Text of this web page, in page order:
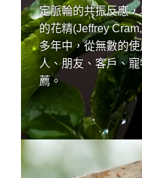
定脈輪的共振反應
的花精(Jeffrey
多年中，從無數的
人、朋友、客戶、
薦。